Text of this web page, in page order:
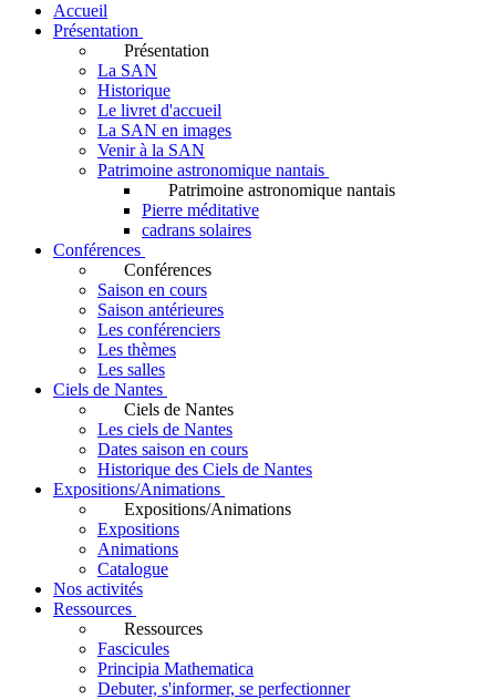
Accueil
Présentation
Présentation
La SAN
Historique
Le livret d'accueil
La SAN en images
Venir à la SAN
Patrimoine astronomique nantais
Patrimoine astronomique nantais
Pierre méditative
cadrans solaires
Conférences
Conférences
Saison en cours
Saison antérieures
Les conférenciers
Les thèmes
Les salles
Ciels de Nantes
Ciels de Nantes
Les ciels de Nantes
Dates saison en cours
Historique des Ciels de Nantes
Expositions/Animations
Expositions/Animations
Expositions
Animations
Catalogue
Nos activités
Ressources
Ressources
Fascicules
Principia Mathematica
Debuter, s'informer, se perfectionner